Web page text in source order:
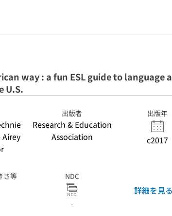
way : a fun ESL guide to language
U.S.
出版者
Research & Education
Association
出版年
c2017
さ等 NDC
-
詳細を見る